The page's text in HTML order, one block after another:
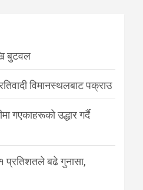
बुटवल
विमानस्थलबाट पक्राउ
गएकाहरूको उद्धार गर्दै
प्रतिशतले बढे गुनासा,